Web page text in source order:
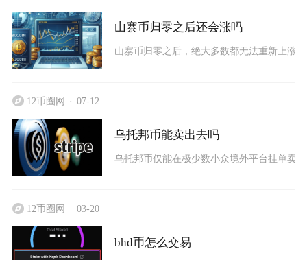
山寨币归零之后还会涨吗
山寨币归零之后，绝大多数都无法重新上涨
12币圈网 07-12
乌托邦币能卖出去吗
乌托邦币仅能在极少数小众境外平台挂单卖
12币圈网 03-20
bhd币怎么交易